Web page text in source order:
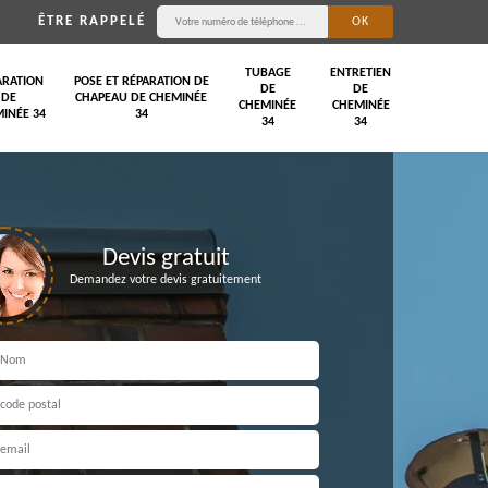
ÊTRE RAPPELÉ
DE
34
POSE ET RÉPARATION DE
CHAPEAU DE CHEMINÉE
34
TUBAGE
DE
CHEMINÉE
34
ENTRETIEN
DE
CHEMINÉE
34
Devis gratuit
Demandez votre devis gratuitement